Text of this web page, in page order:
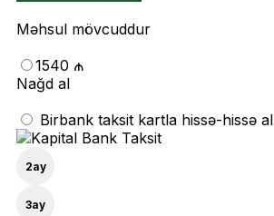
G4
IAP
(21CY006JRU)
Məhsul mövcuddur
1540 ₼
Nağd al
Birbank taksit kartla hissə-hissə al
2ay
3ay